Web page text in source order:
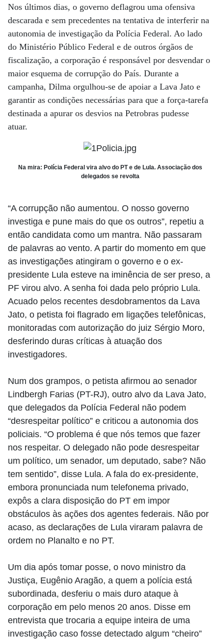
Nos últimos dias, o governo deflagrou uma ofensiva
descarada e sem precedentes na tentativa de interferir na
autonomia de investigação da Polícia Federal. Ao lado
do Ministério Público Federal e de outros órgãos de
fiscalização, a corporação é responsável por desvendar o
maior esquema de corrupção do País. Durante a
campanha, Dilma orgulhou-se de apoiar a Lava Jato e
garantir as condições necessárias para que a força-tarefa
destinada a apurar os desvios na Petrobras pudesse
atuar.
Na mira: Polícia Federal vira alvo do PT e de Lula. Associação dos
delegados se revolta
“A corrupção não aumentou. O nosso governo
investiga e pune mais do que os outros”, repetiu a
então candidata como um mantra. Não passaram
de palavras ao vento. A partir do momento em que
as investigações atingiram o governo e o ex-
presidente Lula esteve na iminência de ser preso, a
PF virou alvo. A senha foi dada pelo próprio Lula.
Acuado pelos recentes desdobramentos da Lava
Jato, o petista foi flagrado em ligações telefônicas,
monitoradas com autorização do juiz Sérgio Moro,
desferindo duras críticas à atuação dos
investigadores.
Num dos grampos, o petista afirmou ao senador
Lindbergh Farias (PT-RJ), outro alvo da Lava Jato,
que delegados da Polícia Federal não podem
“desrespeitar político” e criticou a autonomia dos
policiais. “O problema é que nós temos que fazer
nos respeitar. O delegado não pode desrespeitar
um político, um senador, um deputado, sabe? Não
tem sentido”, disse Lula. A fala do ex-presidente,
embora pronunciada num telefonema privado,
expôs a clara disposição do PT em impor
obstáculos às ações dos agentes federais. Não por
acaso, as declarações de Lula viraram palavra de
ordem no Planalto e no PT.
Um dia após tomar posse, o novo ministro da
Justiça, Eugênio Aragão, a quem a polícia está
subordinada, desferiu o mais duro ataque à
corporação em pelo menos 20 anos. Disse em
entrevista que trocaria a equipe inteira de uma
investigação caso fosse detectado algum “cheiro”